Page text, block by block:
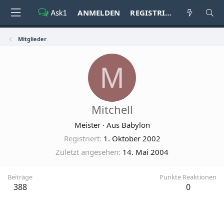
ANMELDEN REGISTRIEREN
Mitglieder
M
Mitchell
Meister · Aus Babylon
Registriert 1. Oktober 2002
Zuletzt angesehen 14. Mai 2004
Beiträge
388
Punkte Reaktionen
0